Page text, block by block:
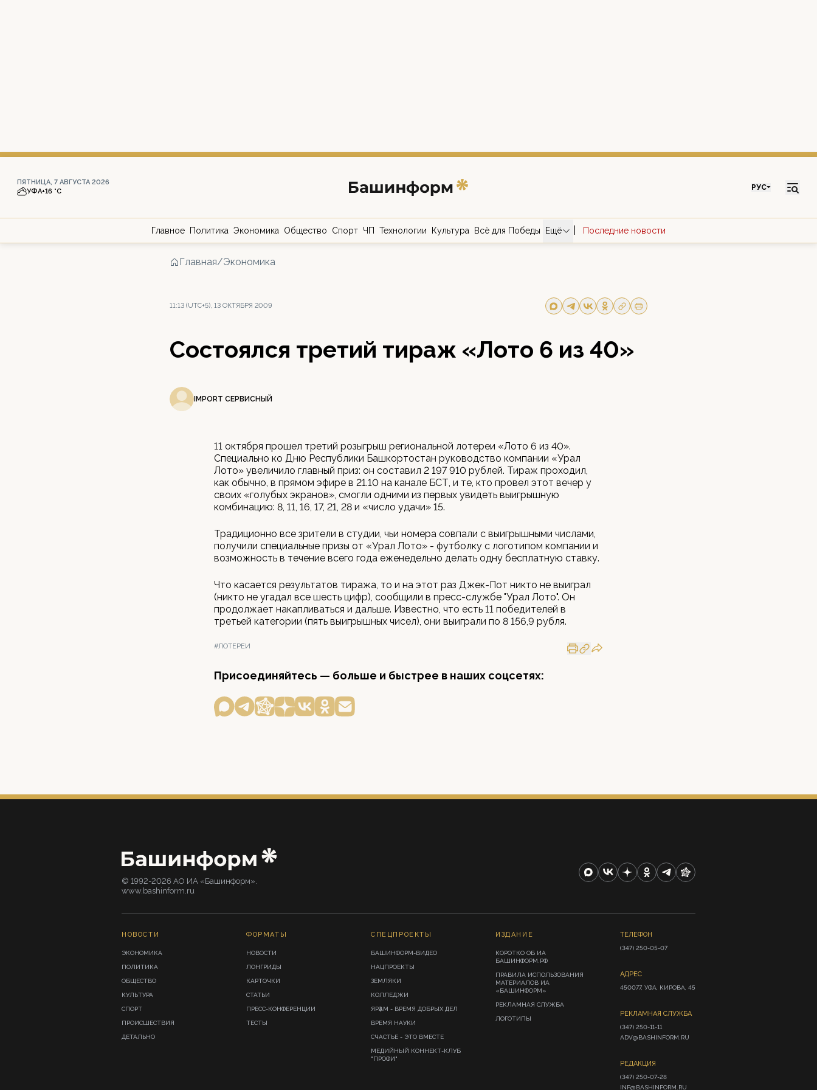
ПЯТНИЦА, 7 АВГУСТА 2026
УФА+16 °С РУС
Главное Политика Экономика Общество Спорт ЧП Технологии Культура Всё для Победы Ещё Последние новости
Главная/Экономика
11:13 (UTC+5), 13 ОКТЯБРЯ 2009
Состоялся третий тираж «Лото 6 из 40»
IMPORT СЕРВИСНЫЙ
11 октября прошел третий розыгрыш региональной лотереи «Лото 6 из 40».
Специально ко Дню Республики Башкортостан руководство компании «Урал
Лото» увеличило главный приз: он составил 2 197 910 рублей. Тираж проходил,
как обычно, в прямом эфире в 21.10 на канале БСТ, и те, кто провел этот вечер у
своих «голубых экранов», смогли одними из первых увидеть выигрышную
комбинацию: 8, 11, 16, 17, 21, 28 и «число удачи» 15.
Традиционно все зрители в студии, чьи номера совпали с выигрышными числами,
получили специальные призы от «Урал Лото» - футболку с логотипом компании и
возможность в течение всего года еженедельно делать одну бесплатную ставку.
Что касается результатов тиража, то и на этот раз Джек-Пот никто не выиграл
(никто не угадал все шесть цифр), сообщили в пресс-службе "Урал Лото". Он
продолжает накапливаться и дальше. Известно, что есть 11 победителей в
третьей категории (пять выигрышных чисел), они выиграли по 8 156,9 рубля.
#ЛОТЕРЕИ
Присоединяйтесь — больше и быстрее в наших соцсетях:
© 1992-2026 АО ИА «Башинформ».
www.bashinform.ru
НОВОСТИ
ЭКОНОМИКА
ПОЛИТИКА
ОБЩЕСТВО
КУЛЬТУРА
СПОРТ
ПРОИСШЕСТВИЯ
ДЕТАЛЬНО
ФОРМАТЫ
НОВОСТИ
ЛОНГРИДЫ
КАРТОЧКИ
СТАТЬИ
ПРЕСС-КОНФЕРЕНЦИИ
ТЕСТЫ
СПЕЦПРОЕКТЫ
БАШИНФОРМ-ВИДЕО
НАЦПРОЕКТЫ
ЗЕМЛЯКИ
КОЛЛЕДЖИ
ЯРҘАМ - ВРЕМЯ ДОБРЫХ ДЕЛ
ВРЕМЯ НАУКИ
СЧАСТЬЕ - ЭТО ВМЕСТЕ
МЕДИЙНЫЙ КОННЕКТ-КЛУБ
"ПРОФИ"
ИЗДАНИЕ
КОРОТКО ОБ ИА
БАШИНФОРМ.РФ
ПРАВИЛА ИСПОЛЬЗОВАНИЯ
МАТЕРИАЛОВ ИА
«БАШИНФОРМ»
РЕКЛАМНАЯ СЛУЖБА
ЛОГОТИПЫ
ТЕЛЕФОН
(347) 250-05-07
АДРЕС
450077, УФА, КИРОВА, 45
РЕКЛАМНАЯ СЛУЖБА
(347) 250-11-11
ADV@BASHINFORM.RU
РЕДАКЦИЯ
(347) 250-07-28
INF@BASHINFORM.RU